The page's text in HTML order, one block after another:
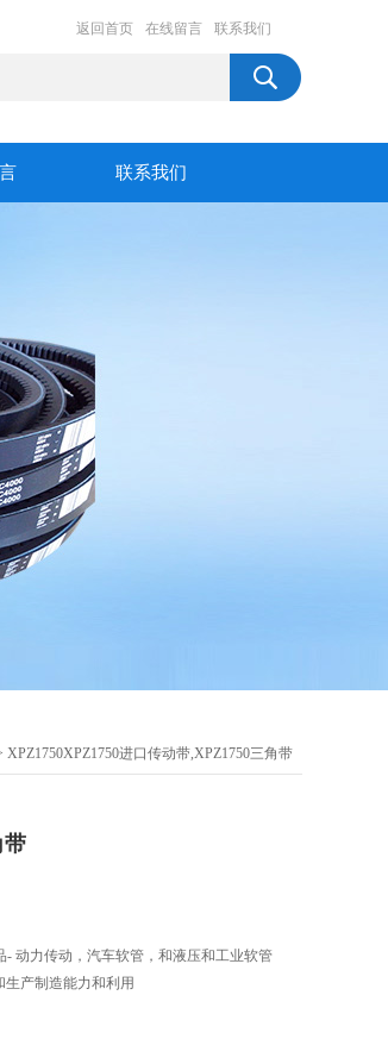
返回首页 在线留言 联系我们
联系我们
XPZ1750XPZ1750进口传动带,XPZ1750三角带
带
- 动力传动，汽车软管，和液压和工业软管
产制造能力和利用